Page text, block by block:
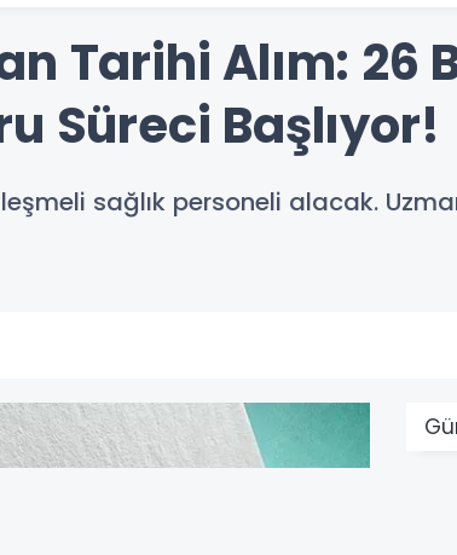
Tarihi Alım: 26
Süreci Başlıyor!
sağlık personeli alacak.